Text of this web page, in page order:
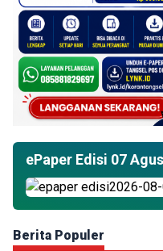
ePaper Edisi 07
Berita Populer